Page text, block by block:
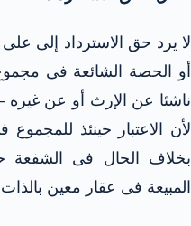
لا يرد حق الاسترداد إلى
أو الحصة الشائعة فى
ناشئا عن الإرث أو عن غيره
لأن الاعتبار حينئذ
بخلاف الحال فى الشفعة
المبيعة فى عقار معين